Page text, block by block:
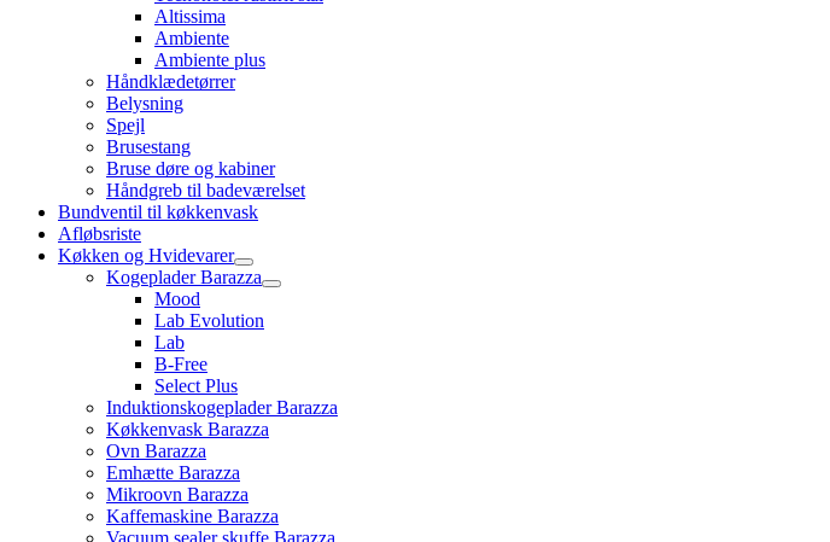
Altissima
Ambiente
Ambiente plus
Håndklædetørrer
Belysning
Spejl
Brusestang
Bruse døre og kabiner
Håndgreb til badeværelset
Bundventil til køkkenvask
Afløbsriste
Køkken og Hvidevarer
Kogeplader Barazza
Mood
Lab Evolution
Lab
B-Free
Select Plus
Induktionskogeplader Barazza
Køkkenvask Barazza
Ovn Barazza
Emhætte Barazza
Mikroovn Barazza
Kaffemaskine Barazza
Vacuum sealer skuffe Barazza